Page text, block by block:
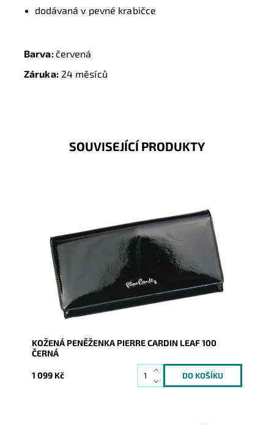
dodávaná v pevné krabičce
Barva:červená
Záruka:24 měsíců
SOUVISEJÍCÍ PRODUKTY
Velmi luxusní kožená peněženka známé značky Pierre
Cardin z velmi příjemné kůže je nezbytným...
Dostupnost:
Skladem
Značka:
Pierre Cardin
Záruka:
2 roky
KOŽENÁ PENĚŽENKA PIERRE CARDIN LEAF 100
ČERNÁ
1 099 Kč